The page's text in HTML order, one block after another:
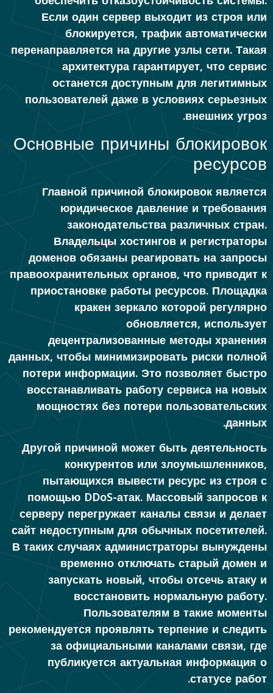
Если один сервер выходит из строя или
блокируется, трафик автоматически
перенаправляется на другие узлы сети. Такая
архитектура гарантирует, что сервис
останется доступным для легитимных
пользователей даже в условиях серьезных
внешних угроз.
Основные причины блокировок
ресурсов
Главной причиной блокировок является
юридическое давление и требования
законодательства различных стран.
Владельцы хостингов и регистраторы
доменов обязаны реагировать на запросы
правоохранительных органов, что приводит к
приостановке работы ресурсов. Площадка
кракен зеркало которой регулярно
обновляется, использует
децентрализованные методы хранения
данных, чтобы минимизировать риски полной
потери информации. Это позволяет быстро
восстанавливать работу сервиса на новых
мощностях без потери пользовательских
данных.
Другой причиной может быть деятельность
конкурентов или злоумышленников,
пытающихся вывести ресурс из строя с
помощью DDoS-атак. Массовый запросов к
серверу перегружает каналы связи и делает
сайт недоступным для обычных посетителей.
В таких случаях администраторы вынуждены
временно отключать старый домен и
запускать новый, чтобы отсечь атаку и
восстановить нормальную работу.
Пользователям в такие моменты
рекомендуется проявлять терпение и следить
за официальными каналами связи, где
публикуется актуальная информация о
статусе работ.